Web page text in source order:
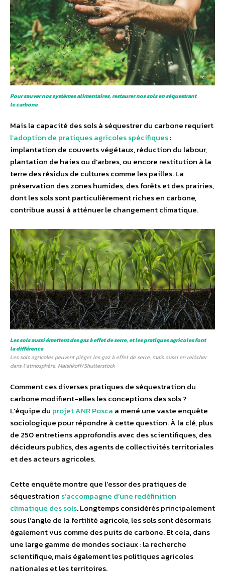
Pour sauver nos systèmes alimentaires, restaurer nos sols en séquestrant
le carbone
Mais la capacité des sols à séquestrer du carbone requiert
l’adoption de pratiques agricoles spécifiques:
implantation de couverts végétaux, réduction du labour,
plantation de haies ou d’arbres, ou encore restitution à la
terre des résidus de cultures comme les pailles. La
préservation des zones humides, des forêts et des prairies,
dont les sols sont particulièrement riches en carbone,
contribue aussi à atténuer le changement climatique.
Les sols aussi émettent des gaz à effet de serre, et les pratiques agricoles font
la différence
Les sols agricoles peuvent piéger les gaz à effet de serre, mais aussi en relâcher
dans l’atmosphère. Malshkoff/Shutterstock
Comment ces diverses pratiques de séquestration du
carbone modifient-elles les conceptions des sols ?
L’équipe du projet ANR Posca a mené une vaste enquête
sociologique pour répondre à cette question. À la clé, plus
de 250 entretiens approfondis avec des scientifiques, des
décideurs publics, des agents de collectivités territoriales
et des acteurs agricoles.
Cette enquête montre que l’essor des pratiques de
séquestration s’accompagne d’une redéfinition
climatique des sols. Longtemps considérés principalement
sous l’angle de la fertilité agricole, les sols sont désormais
également vus comme des puits de carbone. Et cela, dans
une large gamme de mondes sociaux : la recherche
scientifique, mais également les politiques agricoles
nationales et les territoires.